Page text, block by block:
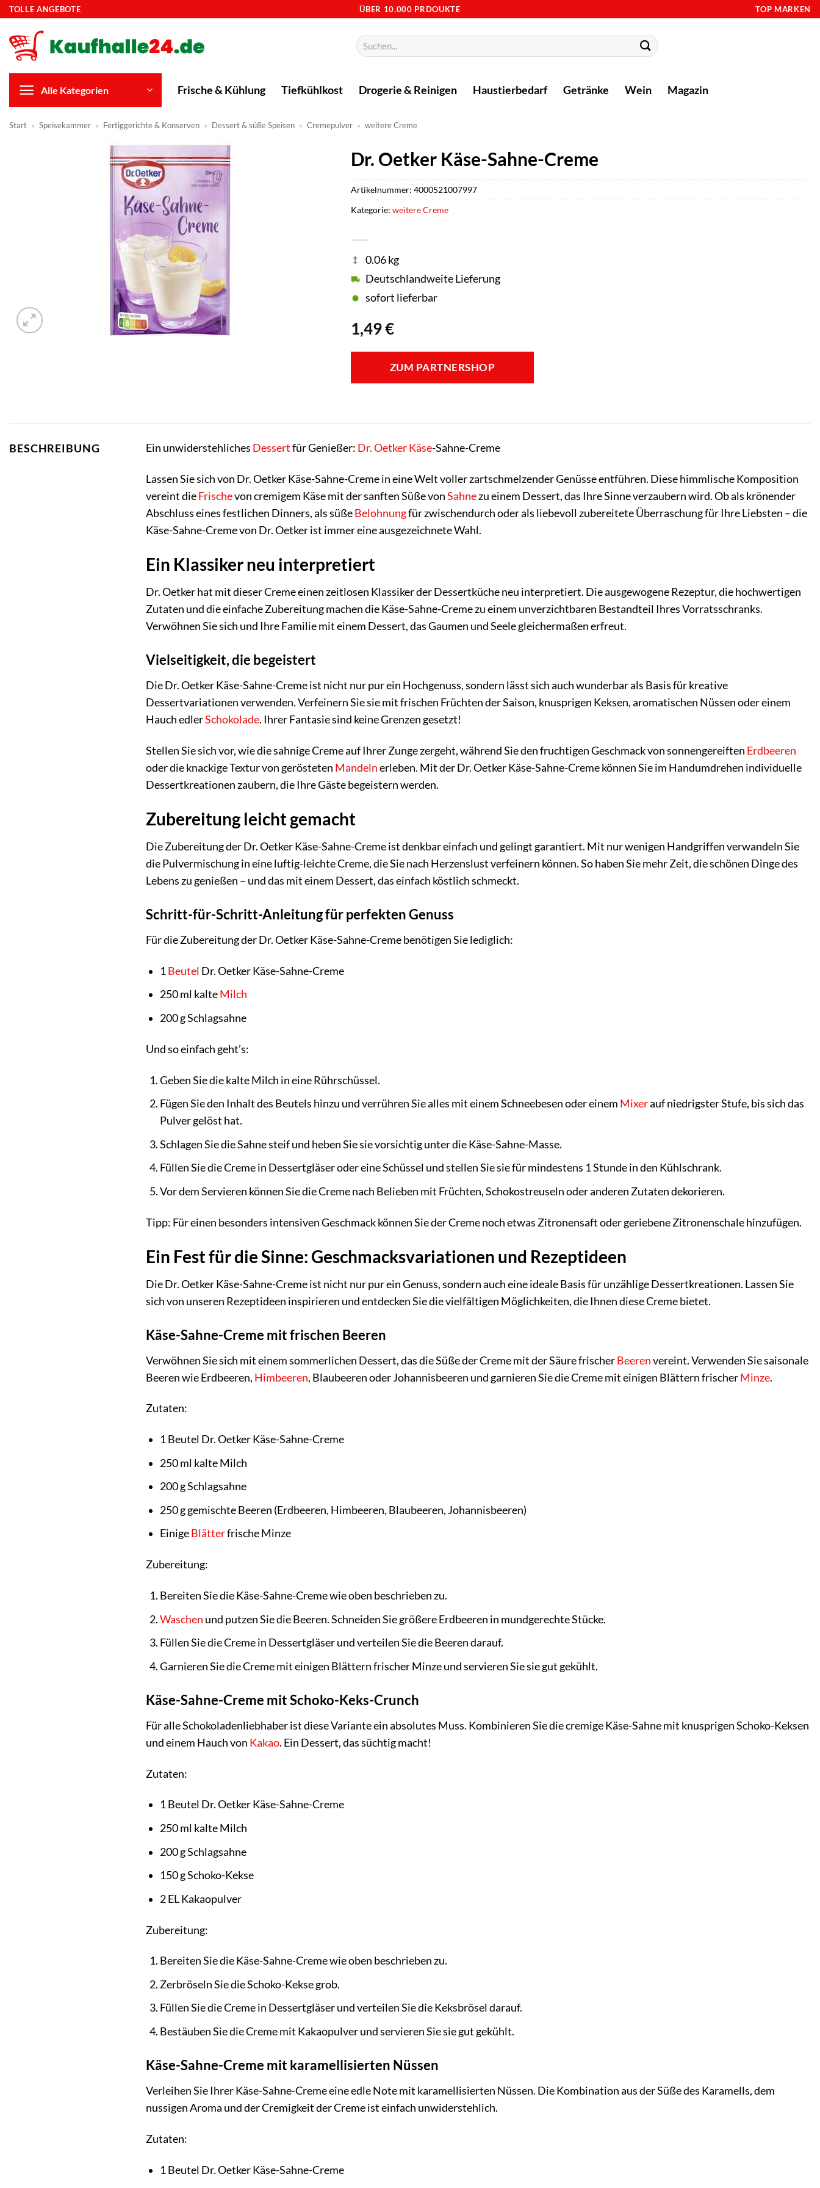
Zum
springen
TOLLE ANGEBOTE ÜBER 10.000 PRDOUKTE TOP MARKEN
Suchen
nach:
Alle Kategorien Frische & Kühlung Tiefkühlkost Drogerie & Reinigen Haustierbedarf Getränke Wein Magazin
Start » Speisekammer » Fertiggerichte & Konserven » Dessert & süße Speisen » Cremepulver » weitere Creme
Dr. Oetker Käse-Sahne-Creme
1,49€
0.06 kg
Deutschlandweite Lieferung
sofort lieferbar
ZUM PARTNERSHOP
Artikelnummer: 4000521007997
Kategorie: weitere Creme
BESCHREIBUNG Ein unwiderstehliches Dessertfür Genießer: Dr. OetkerKäse-Sahne-Creme
Lassen Sie sich von Dr. Oetker Käse-Sahne-Creme in eine Welt voller zartschmelzender Genüsse entführen. Diese himmlische Komposition
vereint dieFrischevon cremigem Käse mit der sanften Süße vonSahnezu einem Dessert, das Ihre Sinne verzaubern wird. Ob als krönender
Abschluss eines festlichen Dinners, als süßeBelohnungfür zwischendurch oder als liebevoll zubereitete Überraschung für Ihre Liebsten – die
Käse-Sahne-Creme von Dr. Oetker ist immer eine ausgezeichnete Wahl.
Ein Klassiker neu interpretiert
Dr. Oetker hat mit dieser Creme einen zeitlosen Klassiker der Dessertküche neu interpretiert. Die ausgewogene Rezeptur, die hochwertigen
Zutaten und die einfache Zubereitung machen die Käse-Sahne-Creme zu einem unverzichtbaren Bestandteil Ihres Vorratsschranks.
Verwöhnen Sie sich und Ihre Familie mit einem Dessert, das Gaumen und Seele gleichermaßen erfreut.
Vielseitigkeit, die begeistert
Die Dr. Oetker Käse-Sahne-Creme ist nicht nur pur ein Hochgenuss, sondern lässt sich auch wunderbar als Basis für kreative
Dessertvariationen verwenden. Verfeinern Sie sie mit frischen Früchten der Saison, knusprigen Keksen, aromatischen Nüssen oder einem
Hauch edlerSchokolade. Ihrer Fantasie sind keine Grenzen gesetzt!
Stellen Sie sich vor, wie die sahnige Creme auf Ihrer Zunge zergeht, während Sie den fruchtigen Geschmack von sonnengereiften Erdbeeren
oder die knackige Textur von gerösteten Mandelnerleben. Mit der Dr. Oetker Käse-Sahne-Creme können Sie im Handumdrehen individuelle
Dessertkreationen zaubern, die Ihre Gäste begeistern werden.
Zubereitung leicht gemacht
Die Zubereitung der Dr. Oetker Käse-Sahne-Creme ist denkbar einfach und gelingt garantiert. Mit nur wenigen Handgriffen verwandeln Sie
die Pulvermischung in eine luftig-leichte Creme, die Sie nach Herzenslust verfeinern können. So haben Sie mehr Zeit, die schönen Dinge des
Lebens zu genießen – und das mit einem Dessert, das einfach köstlich schmeckt.
Schritt-für-Schritt-Anleitung für perfekten Genuss
Für die Zubereitung der Dr. Oetker Käse-Sahne-Creme benötigen Sie lediglich:
1Beutel Dr. Oetker Käse-Sahne-Creme
250 ml kalteMilch
200 g Schlagsahne
Und so einfach geht’s:
Geben Sie die kalte Milch in eine Rührschüssel.
Fügen Sie den Inhalt des Beutels hinzu und verrühren Sie alles mit einem Schneebesen oder einem Mixerauf niedrigster Stufe, bis sich das
Pulver gelöst hat.
Schlagen Sie die Sahne steif und heben Sie sie vorsichtig unter die Käse-Sahne-Masse.
Füllen Sie die Creme in Dessertgläser oder eine Schüssel und stellen Sie sie für mindestens 1 Stunde in den Kühlschrank.
Vor dem Servieren können Sie die Creme nach Belieben mit Früchten, Schokostreuseln oder anderen Zutaten dekorieren.
Tipp: Für einen besonders intensiven Geschmack können Sie der Creme noch etwas Zitronensaft oder geriebene Zitronenschale hinzufügen.
Ein Fest für die Sinne: Geschmacksvariationen und Rezeptideen
Die Dr. Oetker Käse-Sahne-Creme ist nicht nur pur ein Genuss, sondern auch eine ideale Basis für unzählige Dessertkreationen. Lassen Sie
sich von unseren Rezeptideen inspirieren und entdecken Sie die vielfältigen Möglichkeiten, die Ihnen diese Creme bietet.
Käse-Sahne-Creme mit frischen Beeren
Verwöhnen Sie sich mit einem sommerlichen Dessert, das die Süße der Creme mit der Säure frischerBeerenvereint. Verwenden Sie saisonale
Beeren wie Erdbeeren, Himbeeren, Blaubeeren oder Johannisbeeren und garnieren Sie die Creme mit einigen Blättern frischerMinze.
Zutaten:
1 Beutel Dr. Oetker Käse-Sahne-Creme
250 ml kalte Milch
200 g Schlagsahne
250 g gemischte Beeren (Erdbeeren, Himbeeren, Blaubeeren, Johannisbeeren)
EinigeBlätterfrische Minze
Zubereitung:
Bereiten Sie die Käse-Sahne-Creme wie oben beschrieben zu.
Waschen und putzen Sie die Beeren. Schneiden Sie größere Erdbeeren in mundgerechte Stücke.
Füllen Sie die Creme in Dessertgläser und verteilen Sie die Beeren darauf.
Garnieren Sie die Creme mit einigen Blättern frischer Minze und servieren Sie sie gut gekühlt.
Käse-Sahne-Creme mit Schoko-Keks-Crunch
Für alle Schokoladenliebhaber ist diese Variante ein absolutes Muss. Kombinieren Sie die cremige Käse-Sahne mit knusprigen Schoko-Keksen
und einem Hauch von Kakao. Ein Dessert, das süchtig macht!
Zutaten:
1 Beutel Dr. Oetker Käse-Sahne-Creme
250 ml kalte Milch
200 g Schlagsahne
150 g Schoko-Kekse
2 EL Kakaopulver
Zubereitung:
Bereiten Sie die Käse-Sahne-Creme wie oben beschrieben zu.
Zerbröseln Sie die Schoko-Kekse grob.
Füllen Sie die Creme in Dessertgläser und verteilen Sie die Keksbrösel darauf.
Bestäuben Sie die Creme mit Kakaopulver und servieren Sie sie gut gekühlt.
Käse-Sahne-Creme mit karamellisierten Nüssen
Verleihen Sie Ihrer Käse-Sahne-Creme eine edle Note mit karamellisierten Nüssen. Die Kombination aus der Süße des Karamells, dem
nussigen Aroma und der Cremigkeit der Creme ist einfach unwiderstehlich.
Zutaten:
1 Beutel Dr. Oetker Käse-Sahne-Creme